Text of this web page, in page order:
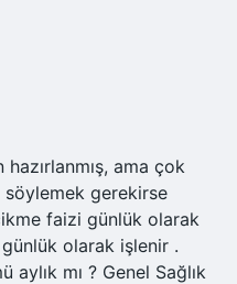
ama çok
söylemek gerekirse
faizi günlük olarak
olarak işlenir .
mı ? Genel Sağlık